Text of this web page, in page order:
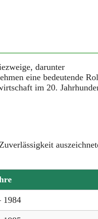
darunter
eine bedeutende
im 20.
1984